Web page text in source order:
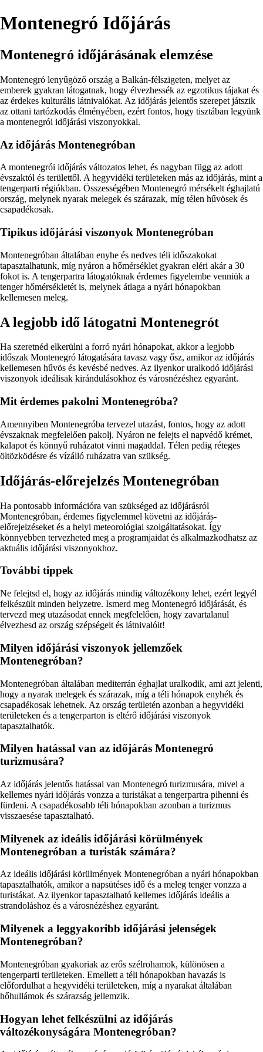
Montenegró Időjárás
Montenegró időjárásának elemzése
Montenegró lenyűgöző ország a Balkán-félszigeten, melyet az
emberek gyakran látogatnak, hogy élvezhessék az egzotikus tájakat és
az érdekes kulturális látnivalókat. Az időjárás jelentős szerepet játszik
az ottani tartózkodás élményében, ezért fontos, hogy tisztában legyünk
a montenegrói időjárási viszonyokkal.
Az időjárás Montenegróban
A montenegrói időjárás változatos lehet, és nagyban függ az adott
évszaktól és területtől. A hegyvidéki területeken más az időjárás, mint a
tengerparti régiókban. Összességében Montenegró mérsékelt éghajlatú
ország, melynek nyarak melegek és szárazak, míg télen hűvösek és
csapadékosak.
Tipikus időjárási viszonyok Montenegróban
Montenegróban általában enyhe és nedves téli időszakokat
tapasztalhatunk, míg nyáron a hőmérséklet gyakran eléri akár a 30
fokot is. A tengerpartra látogatóknak érdemes figyelembe venniük a
tenger hőmérsékletét is, melynek átlaga a nyári hónapokban
kellemesen meleg.
A legjobb idő látogatni Montenegrót
Ha szeretnéd elkerülni a forró nyári hónapokat, akkor a legjobb
időszak Montenegró látogatására tavasz vagy ősz, amikor az időjárás
kellemesen hűvös és kevésbé nedves. Az ilyenkor uralkodó időjárási
viszonyok ideálisak kirándulásokhoz és városnézéshez egyaránt.
Mit érdemes pakolni Montenegróba?
Amennyiben Montenegróba tervezel utazást, fontos, hogy az adott
évszaknak megfelelően pakolj. Nyáron ne felejts el napvédő krémet,
kalapot és könnyű ruházatot vinni magaddal. Télen pedig réteges
öltözködésre és vízálló ruházatra van szükség.
Időjárás-előrejelzés Montenegróban
Ha pontosabb információra van szükséged az időjárásról
Montenegróban, érdemes figyelemmel követni az időjárás-
előrejelzéseket és a helyi meteorológiai szolgáltatásokat. Így
könnyebben tervezheted meg a programjaidat és alkalmazkodhatsz az
aktuális időjárási viszonyokhoz.
További tippek
Ne felejtsd el, hogy az időjárás mindig változékony lehet, ezért legyél
felkészült minden helyzetre. Ismerd meg Montenegró időjárását, és
tervezd meg utazásodat ennek megfelelően, hogy zavartalanul
élvezhesd az ország szépségeit és látnivalóit!
Milyen időjárási viszonyok jellemzőek
Montenegróban?
Montenegróban általában mediterrán éghajlat uralkodik, ami azt jelenti,
hogy a nyarak melegek és szárazak, míg a téli hónapok enyhék és
csapadékosak lehetnek. Az ország területén azonban a hegyvidéki
területeken és a tengerparton is eltérő időjárási viszonyok
tapasztalhatók.
Milyen hatással van az időjárás Montenegró
turizmusára?
Az időjárás jelentős hatással van Montenegró turizmusára, mivel a
kellemes nyári időjárás vonzza a turistákat a tengerpartra pihenni és
fürdeni. A csapadékosabb téli hónapokban azonban a turizmus
visszaesése tapasztalható.
Milyenek az ideális időjárási körülmények
Montenegróban a turisták számára?
Az ideális időjárási körülmények Montenegróban a nyári hónapokban
tapasztalhatók, amikor a napsütéses idő és a meleg tenger vonzza a
turistákat. Az ilyenkor tapasztalható kellemes időjárás ideális a
strandoláshoz és a városnézéshez egyaránt.
Milyenek a leggyakoribb időjárási jelenségek
Montenegróban?
Montenegróban gyakoriak az erős szélrohamok, különösen a
tengerparti területeken. Emellett a téli hónapokban havazás is
előfordulhat a hegyvidéki területeken, míg a nyarakat általában
hőhullámok és szárazság jellemzik.
Hogyan lehet felkészülni az időjárás
változékonyságára Montenegróban?